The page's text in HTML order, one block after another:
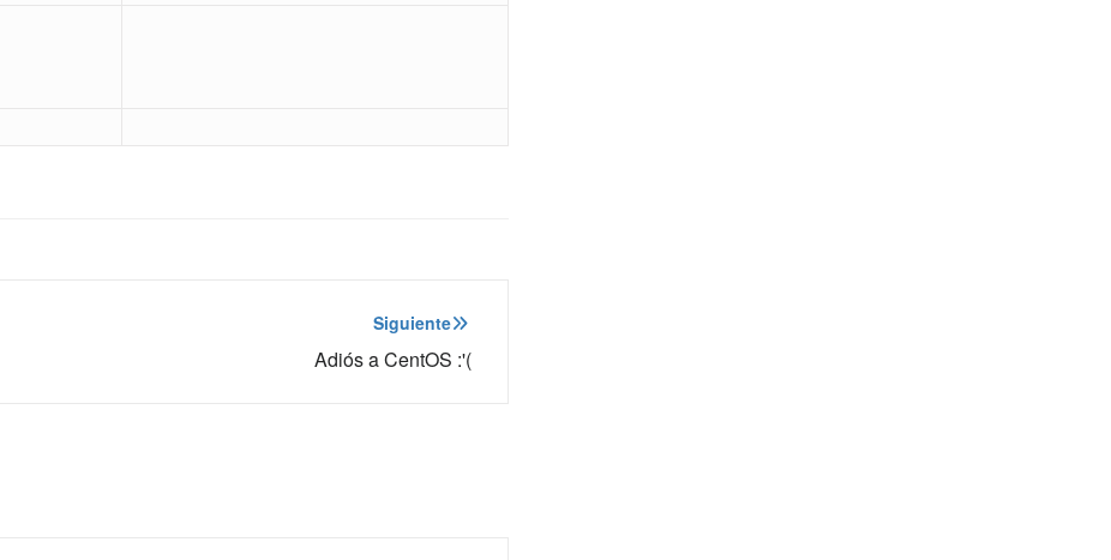
Siguiente
Adiós a CentOS :'(